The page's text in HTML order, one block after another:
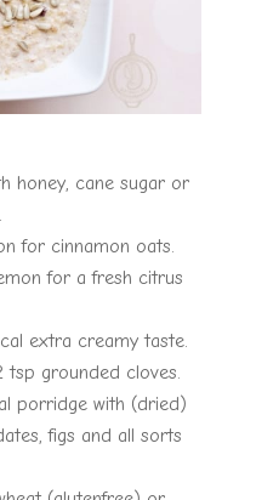
honey, cane sugar or
for cinnamon oats.
for a fresh citrus
extra creamy taste.
tsp grounded cloves.
porridge with (dried)
figs and all sorts